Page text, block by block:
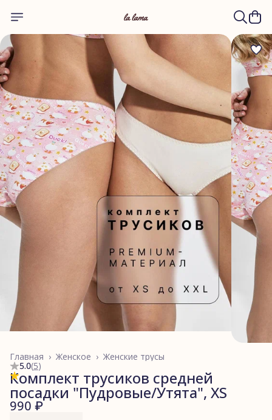
Женские трусы
Женское ›
Главная ›
5.0(5)
Комплект трусиков средней
посадки "Пудровые/Утята", XS
990 ₽